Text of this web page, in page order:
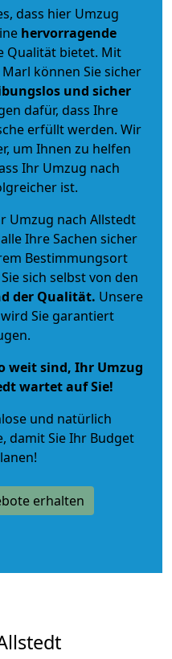
dass hier Umzug
hervorragende
Qualität bietet. Mit
können Sie sicher
und sicher
dafür, dass Ihre
erfüllt werden. Wir
um Ihnen zu helfen
Ihr Umzug nach
ist.
Umzug nach Allstedt
Ihre Sachen sicher
Bestimmungsort
sich selbst von den
der Qualität. Unsere
Sie garantiert
weit sind, Ihr Umzug
wartet auf Sie!
und natürlich
, damit Sie Ihr Budget
erhalten